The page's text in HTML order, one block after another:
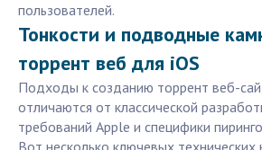
пользователей.
Тонкости и подводные
торрент веб для iOS
Подходы к созданию торрент веб-
отличаются от классической
требований Apple и специфики